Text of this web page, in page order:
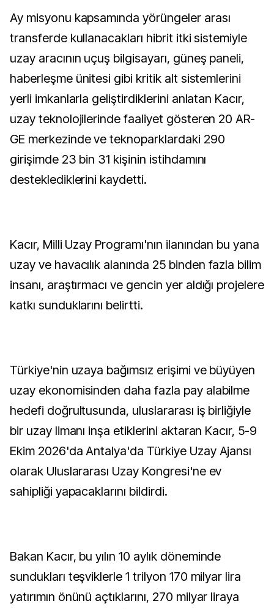
Ay misyonu kapsamında yörüngeler arası
transferde kullanacakları hibrit itki sistemiyle
uzay aracının uçuş bilgisayarı, güneş paneli,
haberleşme ünitesi gibi kritik alt sistemlerini
yerli imkanlarla geliştirdiklerini anlatan Kacır,
uzay teknolojilerinde faaliyet gösteren 20 AR-
GE merkezinde ve teknoparklardaki 290
girişimde 23 bin 31 kişinin istihdamını
desteklediklerini kaydetti.
Kacır, Milli Uzay Programı'nın ilanından bu yana
uzay ve havacılık alanında 25 binden fazla bilim
insanı, araştırmacı ve gencin yer aldığı projelere
katkı sunduklarını belirtti.
Türkiye'nin uzaya bağımsız erişimi ve büyüyen
uzay ekonomisinden daha fazla pay alabilme
hedefi doğrultusunda, uluslararası iş birliğiyle
bir uzay limanı inşa etiklerini aktaran Kacır, 5-9
Ekim 2026'da Antalya'da Türkiye Uzay Ajansı
olarak Uluslararası Uzay Kongresi'ne ev
sahipliği yapacaklarını bildirdi.
Bakan Kacır, bu yılın 10 aylık döneminde
sundukları teşviklerle 1 trilyon 170 milyar lira
yatırımın önünü açtıklarını, 270 milyar liraya